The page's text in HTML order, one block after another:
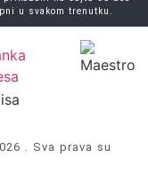
u svakom trenutku.
. Sva prava su